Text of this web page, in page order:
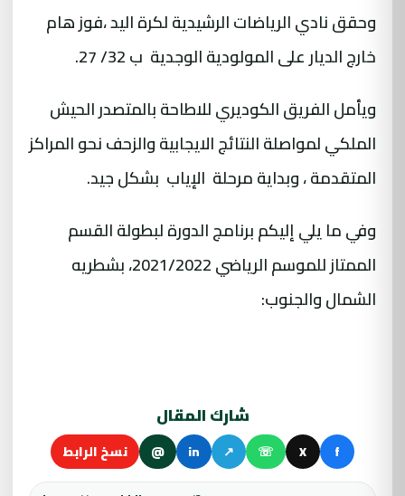
وحقق نادي الرياضات الرشيدية لكرة اليد ،فوز هام
خارج الديار على المولودية الوجدية ب 32/ 27.
ويأمل الفريق الكوديري للاطاحة بالمتصدر الحيش
الملكي لمواصلة النتائج الايجابية والزحف نحو المراكز
المتقدمة ، وبداية مرحلة الإياب بشكل جيد.
وفي ما يلي إليكم برنامج الدورة لبطولة القسم
الممتاز للموسم الرياضي 2021/2022، بشطريه
الشمال والجنوب:
شارك المقال
f
X
☏
↗
in
@ نسخ الرابط